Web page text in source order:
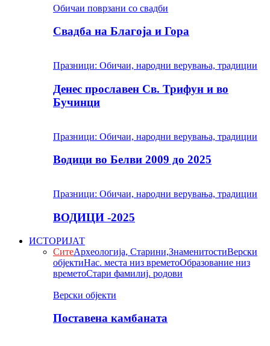
Обичаи поврзани со свадби
Свадба на Благоја и Гора
Празници: Обичаи, народни верувања, традиции
Денес прославен Св. Трифун и во
Бучинци
Празници: Обичаи, народни верувања, традиции
Водици во Белви 2009 до 2025
Празници: Обичаи, народни верувања, традиции
ВОДИЦИ -2025
ИСТОРИЈАТ
СитеАрхеологија, Старини,ЗнаменитостиВерски
објектиНас. места низ времетоОбразование низ
времетоСтари фамилиј. родови
Верски објекти
Поставена камбаната